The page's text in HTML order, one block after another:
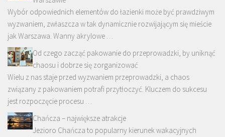
Wybór odpowiednich elementów do łazienki może być prawdziwym
wyzwaniem, zwłaszcza w tak dynamicznie rozwijającym się mieście
jak Warszawa. Wanny akrylowe …
Od czego zacząć pakowanie do przeprowadzki, by uniknąć
chaosu i dobrze się zorganizować
Wielu z nas staje przed wyzwaniem przeprowadzki, a chaos
związany z pakowaniem potrafi przytłoczyć. Kluczem do sukcesu
jest rozpoczęcie procesu …
Chańcza – największe atrakcje
Jezioro Chańcza to popularny kierunek wakacyjnych